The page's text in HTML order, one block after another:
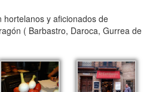
hortelanos y aficionados de
( Barbastro, Daroca, Gurrea de